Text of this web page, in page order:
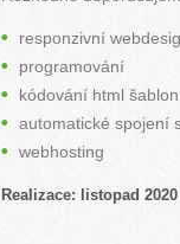
responzivní
programování
kódování html šablon
automatické spojení
webhosting
Realizace: listopad 2020